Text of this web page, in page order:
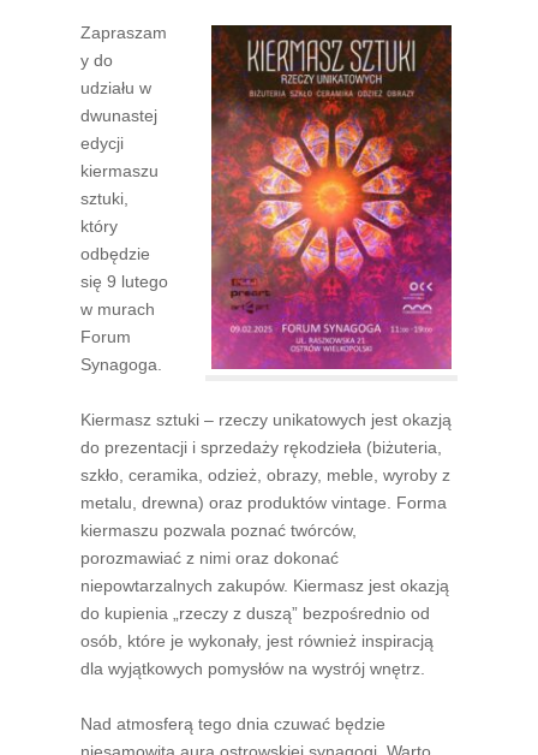
Zapraszam
y do
udziału w
dwunastej
edycji
kiermaszu
sztuki,
który
odbędzie
się 9 lutego
w murach
Forum
Synagoga.
Kiermasz sztuki – rzeczy unikatowych jest okazją
do prezentacji i sprzedaży rękodzieła (biżuteria,
szkło, ceramika, odzież, obrazy, meble, wyroby z
metalu, drewna) oraz produktów vintage. Forma
kiermaszu pozwala poznać twórców,
porozmawiać z nimi oraz dokonać
niepowtarzalnych zakupów. Kiermasz jest okazją
do kupienia „rzeczy z duszą” bezpośrednio od
osób, które je wykonały, jest również inspiracją
dla wyjątkowych pomysłów na wystrój wnętrz.
Nad atmosferą tego dnia czuwać będzie